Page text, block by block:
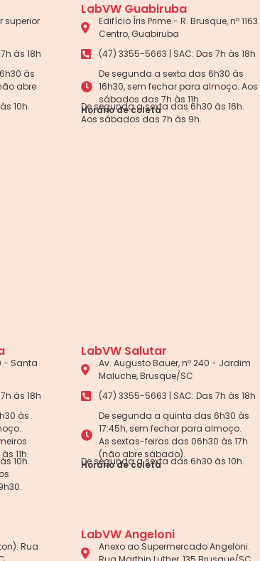
superior
às 18h
às
abre
10h.
LabVW Guabiruba
Edifício Íris Prime - R. Brusque, nº 1163.
Centro, Guabiruba
(47) 3355-5663 | SAC: Das 7h às 18h
De segunda a sexta das 6h30 às
16h30, sem fechar para almoço. Aos
sábados das 7h às 11h.
Horário de coleta
De segunda a sexta das 6h30 às 16h.
Aos sábados das 7h às 9h.
- Santa
às 18h
às
11h.
10h.
LabVW Salutar
Av. Augusto Bauer, nº 240 - Jardim
Maluche, Brusque/SC
(47) 3355-5663 | SAC: Das 7h às 18h
De segunda a quinta das 6h30 às
17:45h, sem fechar para almoço.
As sextas-feiras das 06h30 às 17h
(não abre sábado).
Horário de coleta
De segunda a sexta das 6h30 às 10h.
Rua
LabVW Angeloni
Anexo ao Supermercado Angeloni.